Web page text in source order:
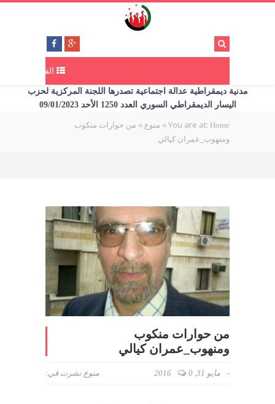
القائمة
مدنية ديمقراطية عدالة اجتماعية تصدرها اللجنة المركزية لحزب
اليسار الديمقراطي السوري العدد 1250 الأحد 09/01/2023
You are at: Home
» منوع » من حوارات منكوب
ومنهوب_عمران كيالي
من حوارات منكوب
ومنهوب_عمران كيالي
نشرت في: منوع - مايو 31, 2016 0